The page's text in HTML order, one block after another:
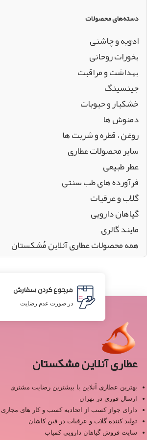
دسته‌های محصولات
ادویه و چاشنی
بخورات روحانی
بهداشت و مراقبت
جینسینگ
خشکبار و حبوبات
دمنوش ها
روغن ، قطره و شربت ها
سایر محصولات عطاری
عطر طبیعی
فرآورده های طب سنتی
گلاب و عرقیات
گیاهان دارویی
مایند گالری
همه محصولات عطاری آنلاین مُشکستان
مرجوع کردن سفارش
در صورت عدم رضایت
عطاری آنلاین مشکستان
بهترین عطاری آنلاین با بیشترین رضایت مشتری
ارسال فوری در تهران
دارای جواز کسب از اتحادیه کسب و کار های مجازی
تولید کننده گلاب و عرقیات در فین کاشان
سایت فروش گیاهان دارویی کمیاب